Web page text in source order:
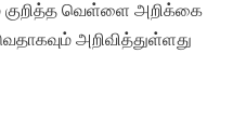
குறித்த வெள்ளை அறிக்கை
அறிவித்துள்ளது